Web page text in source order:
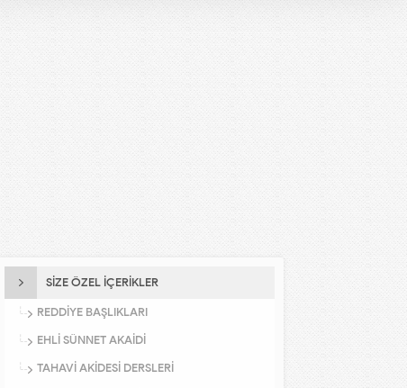
SİZE ÖZEL İÇERİKLER
REDDİYE BAŞLIKLARI
EHLİ SÜNNET AKAİDİ
TAHAVİ AKİDESİ DERSLERİ